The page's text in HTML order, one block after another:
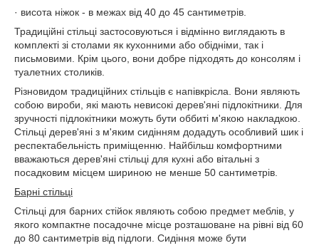
· висота ніжок - в межах від 40 до 45 сантиметрів.
Традиційні стільці застосовуються і відмінно виглядають в
комплекті зі столами як кухонними або обідніми, так і
письмовими. Крім цього, вони добре підходять до консолям і
туалетних столиків.
Різновидом традиційних стільців є напівкрісла. Вони являють
собою вироби, які мають невисокі дерев'яні підлокітники. Для
зручності підлокітники можуть бути оббиті м'якою накладкою.
Стільці дерев'яні з м'яким сидінням додадуть особливий шик і
респектабельність приміщенню. Найбільш комфортними
вважаються дерев'яні стільці для кухні або вітальні з
посадковим місцем шириною не менше 50 сантиметрів.
Барні стільці
Стільці для барних стійок являють собою предмет меблів, у
якого компактне посадочне місце розташоване на рівні від 60
до 80 сантиметрів від підлоги. Сидіння може бути